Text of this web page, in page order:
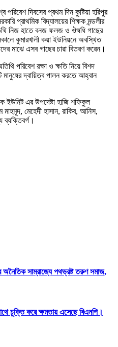
দিবসের প্রথম দিন কুষ্টিয়া হরিপুর
প্রাথমিক বিদ্যালয়ের শিক্ষক মন্ডলীর
নিজ হাতে বনজ ফলজ ও ঔষধি গাছের
কুমারখালী কয়া ইউনিয়নে অবস্থিত
মাঝে এসব গাছের চারা বিতরণ করেন।
পরিবেশ রক্ষা ও ক্ষতি নিয়ে বিশদ
মানুষের দ্বায়িত্ব পালন করতে আহ্বান
ইউনিট এর উপদেষ্টা হাজি শফিকুল
মেহেদী হাসান, রাকিব, আনিস,
ব্যক্তিবর্গ।
অনৈতিক সাম্রাজ্যে পথভ্রষ্ট তরুণ সমাজ,
চুক্তি করে ক্ষমতায় এসেছে বিএনপি।